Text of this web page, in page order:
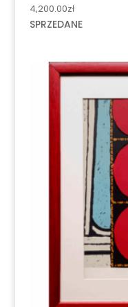
4,200.00zł
SPRZEDANE